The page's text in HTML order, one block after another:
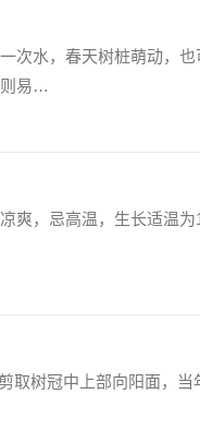
次水，春天树桩萌动，也
则易…
爽，忌高温，生长适温为
取树冠中上部向阳面，当